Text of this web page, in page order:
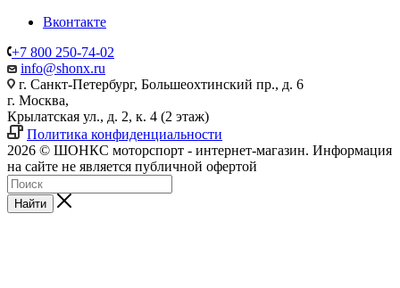
Вконтакте
+7 800 250-74-02
info@shonx.ru
г. Санкт-Петербург, Большеохтинский пр., д. 6
г. Москва,
Крылатская ул., д. 2, к. 4 (2 этаж)
Политика конфиденциальности
2026 © ШОНКС моторспорт - интернет-магазин. Информация
на сайте не является публичной офертой
Найти